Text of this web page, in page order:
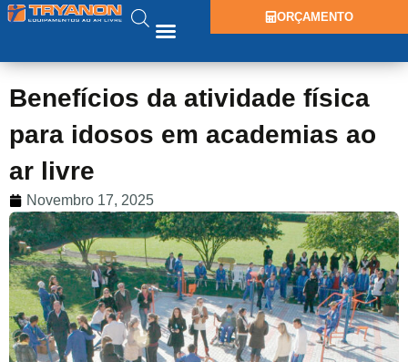
ORÇAMENTO
Benefícios da atividade física
para idosos em academias ao
ar livre
Novembro 17, 2025